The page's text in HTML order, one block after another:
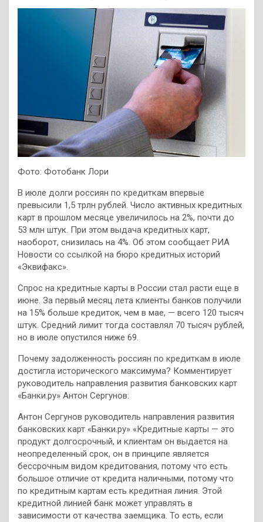
Фото: Фотобанк Лори
В июле долги россиян по кредиткам впервые
превысили 1,5 трлн рублей. Число активных кредитных
карт в прошлом месяце увеличилось на 2%, почти до
53 млн штук. При этом выдача кредитных карт,
наоборот, снизилась на 4%. Об этом сообщает РИА
Новости со ссылкой на бюро кредитных историй
«Эквифакс».
Спрос на кредитные карты в России стал расти еще в
июне. За первый месяц лета клиенты банков получили
на 15% больше кредиток, чем в мае, — всего 120 тысяч
штук. Средний лимит тогда составлял 70 тысяч рублей,
но в июле опустился ниже 69.
Почему задолженность россиян по кредиткам в июле
достигла исторического максимума? Комментирует
руководитель направления развития банковских карт
«Банки.ру» Антон Сергунов:
Антон Сергунов руководитель направления развития
банковских карт «Банки.ру» «Кредитные карты — это
продукт долгосрочный, и клиентам он выдается на
неопределенный срок, он в принципе является
бессрочным видом кредитования, потому что есть
большое отличие от кредита наличными, потому что
по кредитным картам есть кредитная линия. Этой
кредитной линией банк может управлять в
зависимости от качества заемщика. То есть, если